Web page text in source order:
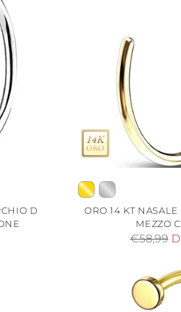
D
ORO 14 KT
MEZZO
Prezzo
€58,99